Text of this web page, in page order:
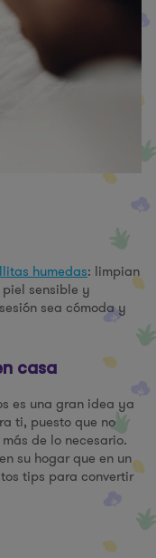
humedas: limpian
sensible y
sea cómoda y
casa
es una gran idea ya
ti, puesto que no
de lo necesario.
su hogar que en un
tips para convertir